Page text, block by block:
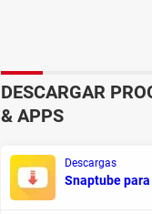
DESCARGAR
& APPS
Descargas
Snaptube para